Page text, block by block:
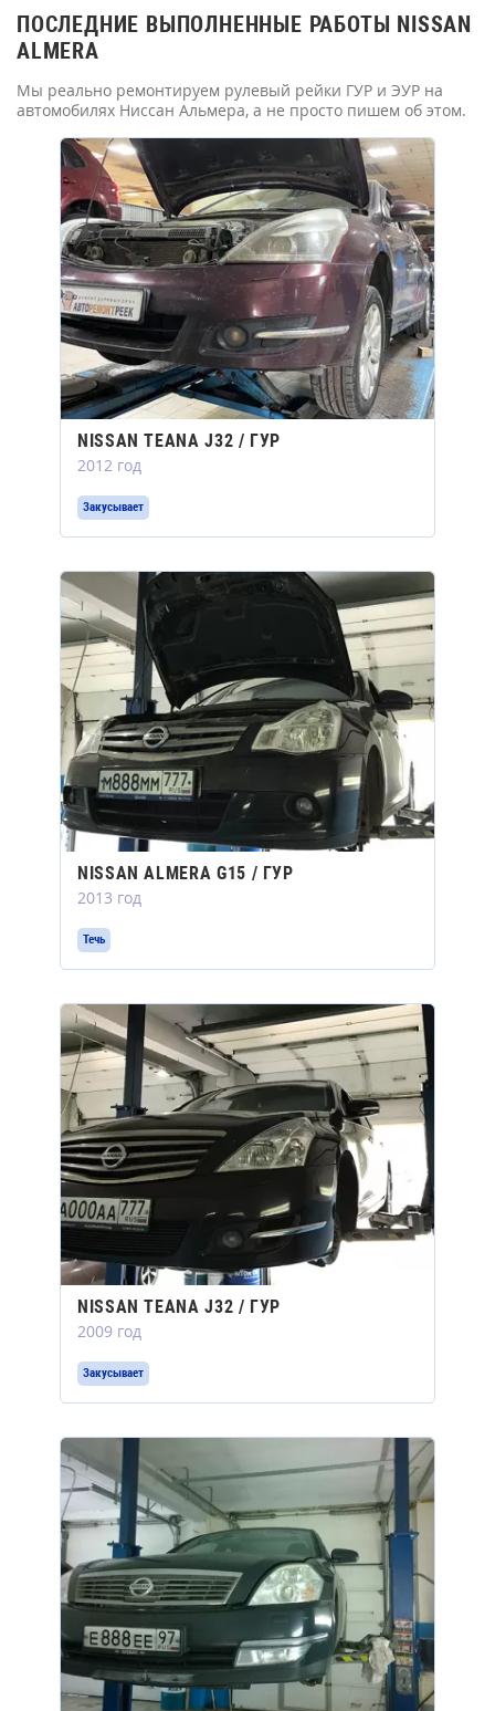
ПОСЛЕДНИЕ ВЫПОЛНЕННЫЕ РАБОТЫ NISSAN
ALMERA
Мы реально ремонтируем рулевый рейки ГУР и ЭУР на
автомобилях Ниссан Альмера, а не просто пишем об этом.
NISSAN TEANA J32 / ГУР
2012 год
Закусывает
NISSAN ALMERA G15 / ГУР
2013 год
Течь
NISSAN TEANA J32 / ГУР
2009 год
Закусывает